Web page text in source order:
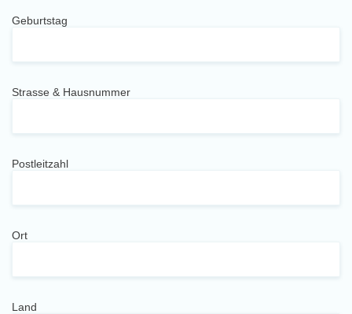
Geburtstag
Strasse & Hausnummer
Postleitzahl
Ort
Land